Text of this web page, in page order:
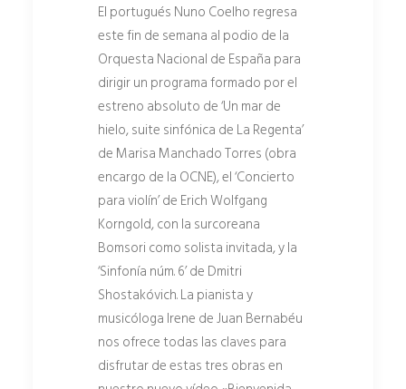
El portugués Nuno Coelho regresa
este fin de semana al podio de la
Orquesta Nacional de España para
dirigir un programa formado por el
estreno absoluto de ‘Un mar de
hielo, suite sinfónica de La Regenta’
de Marisa Manchado Torres (obra
encargo de la OCNE), el ‘Concierto
para violín’ de Erich Wolfgang
Korngold, con la surcoreana
Bomsori como solista invitada, y la
‘Sinfonía núm. 6’ de Dmitri
Shostakóvich. La pianista y
musicóloga Irene de Juan Bernabéu
nos ofrece todas las claves para
disfrutar de estas tres obras en